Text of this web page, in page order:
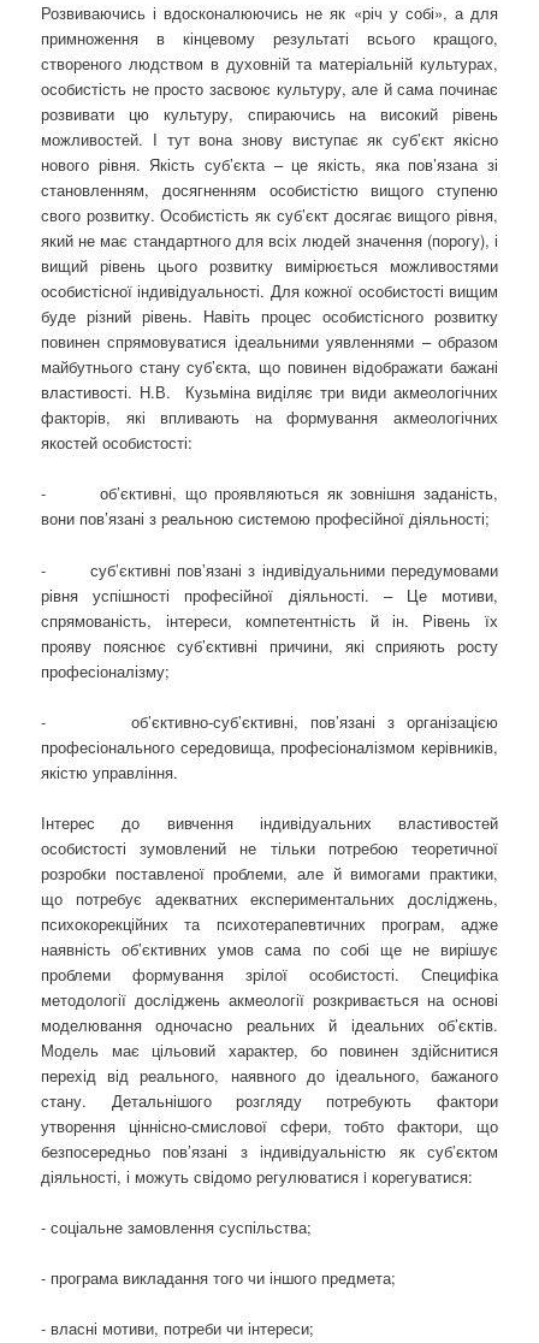
Розвиваючись і вдосконалюючись не як «річ у собі», а для
примноження в кінцевому результаті всього кращого,
створеного людством в духовній та матеріальній культурах,
особистість не просто засвоює культуру, але й сама починає
розвивати цю культуру, спираючись на високий рівень
можливостей. І тут вона знову виступає як суб’єкт якісно
нового рівня. Якість суб’єкта – це якість, яка пов’язана зі
становленням, досягненням особистістю вищого ступеню
свого розвитку. Особистість як суб’єкт досягає вищого рівня,
який не має стандартного для всіх людей значення (порогу), і
вищий рівень цього розвитку вимірюється можливостями
особистісної індивідуальності. Для кожної особистості вищим
буде різний рівень. Навіть процес особистісного розвитку
повинен спрямовуватися ідеальними уявленнями – образом
майбутнього стану суб’єкта, що повинен відображати бажані
властивості. Н.В. Кузьміна виділяє три види акмеологічних
факторів, які впливають на формування акмеологічних
якостей особистості:
- об’єктивні, що проявляються як зовнішня заданість,
вони пов’язані з реальною системою професійної діяльності;
- суб’єктивні пов’язані з індивідуальними передумовами
рівня успішності професійної діяльності. – Це мотиви,
спрямованість, інтереси, компетентність й ін. Рівень їх
прояву пояснює суб’єктивні причини, які сприяють росту
професіоналізму;
- об’єктивно-суб’єктивні, пов’язані з організацією
професіонального середовища, професіоналізмом керівників,
якістю управління.
Інтерес до вивчення індивідуальних властивостей
особистості зумовлений не тільки потребою теоретичної
розробки поставленої проблеми, але й вимогами практики,
що потребує адекватних експериментальних досліджень,
психокорекційних та психотерапевтичних програм, адже
наявність об’єктивних умов сама по собі ще не вирішує
проблеми формування зрілої особистості. Специфіка
методології досліджень акмеології розкривається на основі
моделювання одночасно реальних й ідеальних об’єктів.
Модель має цільовий характер, бо повинен здійснитися
перехід від реального, наявного до ідеального, бажаного
стану. Детальнішого розгляду потребують фактори
утворення ціннісно-смислової сфери, тобто фактори, що
безпосередньо пов’язані з індивідуальністю як суб’єктом
діяльності, і можуть свідомо регулюватися i корегуватися:
- соціальне замовлення суспільства;
- програма викладання того чи іншого предмета;
- власні мотиви, потреби чи інтереси;